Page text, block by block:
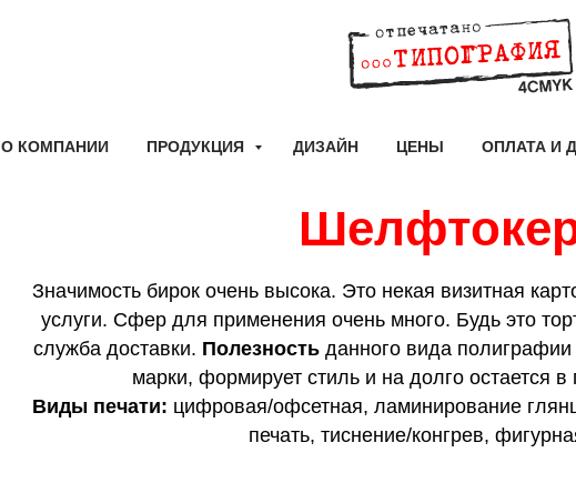
О КОМПАНИИ ПРОДУКЦИЯ ДИЗАЙН ЦЕНЫ ОПЛАТА И
Значимость бирок очень высока. Это некая визитная
услуги. Сфер для применения очень много. Будь это
служба доставки. Полезностьданного вида полиграфии
марки, формирует стиль и на долго остается в
Виды печати: цифровая/офсетная, ламинирование
печать, тиснение/конгрев,